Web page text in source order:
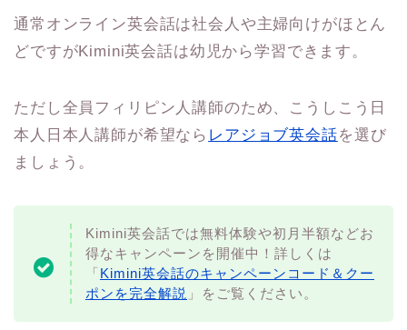
通常オンライン英会話は社会人や主婦向けがほとん
どですがKimini英会話は幼児から学習できます。
ただし全員フィリピン人講師のため、こうしこう日
本人日本人講師が希望なら レアジョブ英会話を選び
ましょう。
Kimini英会話では無料体験や初月半額などお
得なキャンペーンを開催中！詳しくは
「Kimini英会話のキャンペーンコード＆クー
ポンを完全解説 」をご覧ください。